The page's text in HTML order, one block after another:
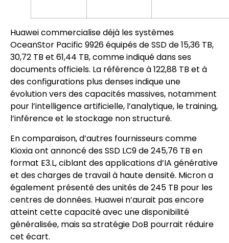
Huawei commercialise déjà les systèmes
OceanStor Pacific 9926 équipés de SSD de 15,36 TB,
30,72 TB et 61,44 TB, comme indiqué dans ses
documents officiels. La référence à 122,88 TB et à
des configurations plus denses indique une
évolution vers des capacités massives, notamment
pour l’intelligence artificielle, l’analytique, le training,
l’inférence et le stockage non structuré.
En comparaison, d’autres fournisseurs comme
Kioxia ont annoncé des SSD LC9 de 245,76 TB en
format E3.L, ciblant des applications d’IA générative
et des charges de travail à haute densité. Micron a
également présenté des unités de 245 TB pour les
centres de données. Huawei n’aurait pas encore
atteint cette capacité avec une disponibilité
généralisée, mais sa stratégie DoB pourrait réduire
cet écart.